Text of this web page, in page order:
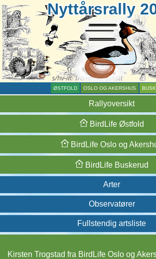
Nyttårsrally
ØSTFOLD OSLO OG AKERSHUS
Rallyoversikt
BirdLifeØstfold
BirdLife Oslo og
BirdLifeBuskerud
Arter
Observatører
Fullstendig artsliste
Kirsten Trogstad fra BirdLife Oslo og